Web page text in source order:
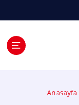
Anasayfa